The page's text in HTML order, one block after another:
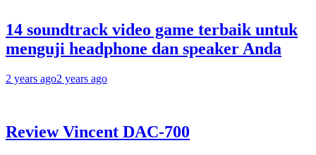
14 soundtrack video game terbaik untuk
menguji headphone dan speaker Anda
2 years ago2 years ago
Review Vincent DAC-700